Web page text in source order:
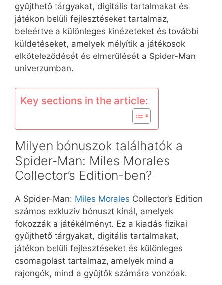
gyűjthető tárgyakat, digitális tartalmakat és
játékon belüli fejlesztéseket tartalmaz,
beleértve a különleges kinézeteket és további
küldetéseket, amelyek mélyítik a játékosok
elköteleződését és elmerülését a Spider-Man
univerzumban.
Key sections in the article:
Milyen bónuszok találhatók a
Spider-Man: Miles Morales
Collector’s Edition-ben?
A Spider-Man: Miles Morales Collector’s Edition
számos exkluzív bónuszt kínál, amelyek
fokozzák a játékélményt. Ez a kiadás fizikai
gyűjthető tárgyakat, digitális tartalmakat,
játékon belüli fejlesztéseket és különleges
csomagolást tartalmaz, amelyek mind a
rajongók, mind a gyűjtők számára vonzóak.